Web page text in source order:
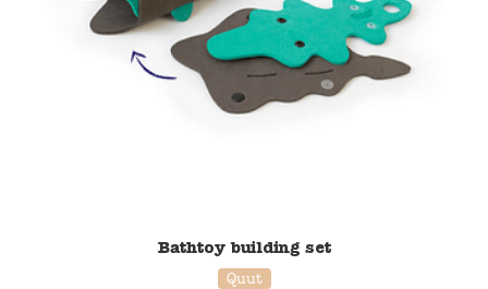
Bathtoy building set
Quut